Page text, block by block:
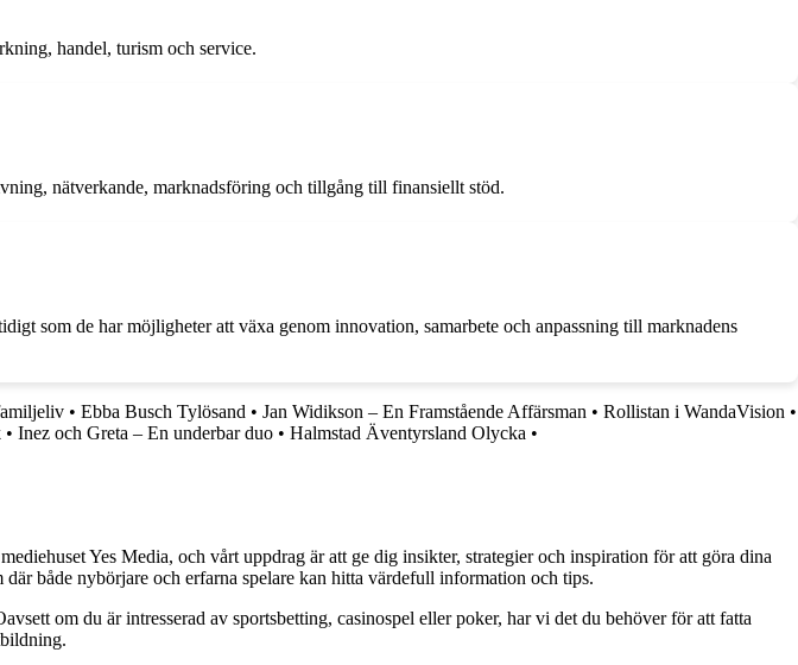
handel, turism och service.
nätverkande, marknadsföring och tillgång till finansiellt stöd.
som de har möjligheter att växa genom innovation, samarbete och anpassning till marknadens
• Ebba Busch Tylösand • Jan Widikson – En Framstående Affärsman • Rollistan i WandaVision •
• Inez och Greta – En underbar duo • Halmstad Äventyrsland Olycka •
Yes Media, och vårt uppdrag är att ge dig insikter, strategier och inspiration för att göra dina
både nybörjare och erfarna spelare kan hitta värdefull information och tips.
om du är intresserad av sportsbetting, casinospel eller poker, har vi det du behöver för att fatta